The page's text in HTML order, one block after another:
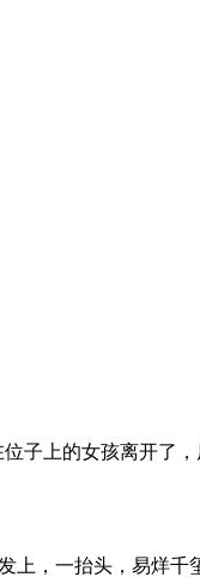
子上的女孩离开了
上，一抬头，易烊千